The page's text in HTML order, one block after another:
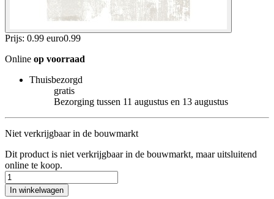
Prijs: 0.99 euro0.99
Online op voorraad
Thuisbezorgd
gratis
Bezorging tussen 11 augustus en 13 augustus
Niet verkrijgbaar in de bouwmarkt
Dit product is niet verkrijgbaar in de bouwmarkt, maar uitsluitend
online te koop.
In winkelwagen